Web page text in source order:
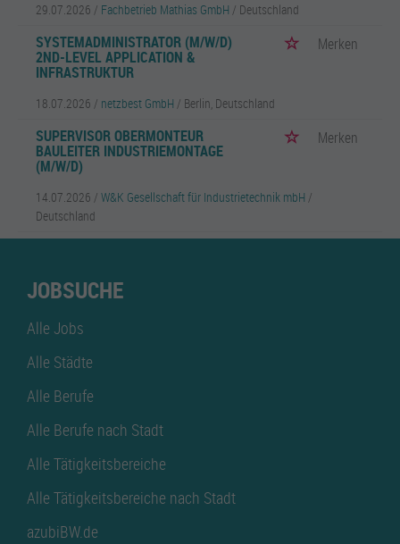
29.07.2026 / Fachbetrieb Mathias GmbH / Deutschland
SYSTEMADMINISTRATOR (M/W/D)
2ND-LEVEL APPLICATION &
INFRASTRUKTUR
Merken
18.07.2026 / netzbest GmbH / Berlin, Deutschland
SUPERVISOR OBERMONTEUR
BAULEITER INDUSTRIEMONTAGE
(M/W/D)
Merken
14.07.2026 / W&K Gesellschaft für Industrietechnik mbH /
Deutschland
JOBSUCHE
Alle Jobs
Alle Städte
Alle Berufe
Alle Berufe nach Stadt
Alle Tätigkeitsbereiche
Alle Tätigkeitsbereiche nach Stadt
azubiBW.de